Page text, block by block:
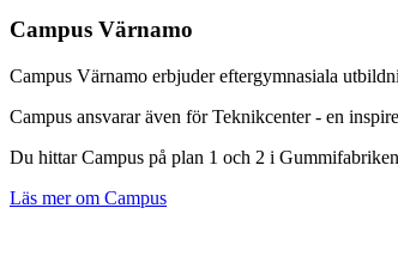
Campus Värnamo
Campus Värnamo erbjuder eftergymnasiala
Campus ansvarar även för Teknikcenter - en
Du hittar Campus på plan 1 och 2 i
Läs mer om Campus